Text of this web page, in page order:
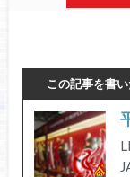
この記事を書い